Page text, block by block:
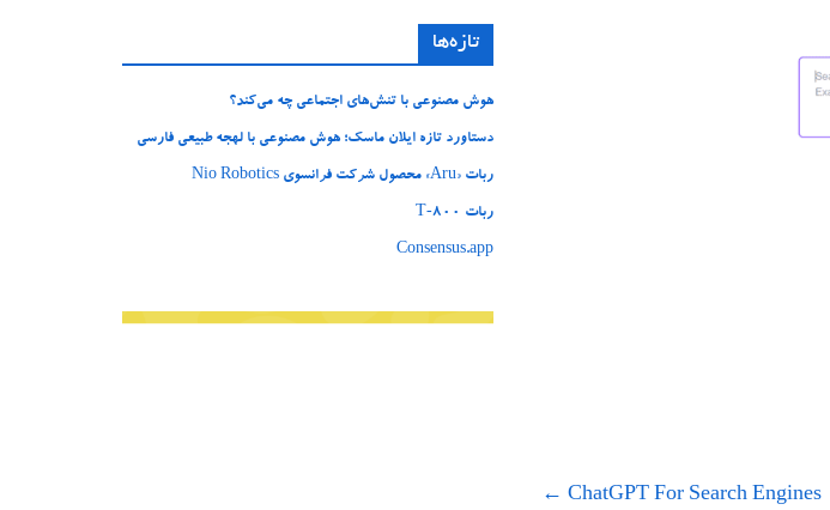
ChatGPT For Search Engines
←
تازه‌ها
هوش مصنوعی با تنش‌های اجتماعی چه می‌کند؟
دستاورد تازه ایلان ماسک؛ هوش مصنوعی با لهجه طبیعی فارسی
ربات «Aru» محصول شرکت فرانسوی Nio Robotics
ربات T‑800
Consensus.app